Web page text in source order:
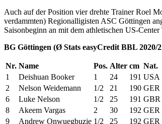
Auch auf der Position vier drehte Trainer Roel
verdammten) Regionalligisten ASC Göttingen
Saisonbeginn an mit dem athletischen US-
BG Göttingen (Ø Stats easyCredit BBL 2020/
Nr. Name Pos. Alter cm Nat.
1
Deishuan Booker 1 24 191 USA
2
Nelson Weidemann 1/2 21 190 GER
6
Luke Nelson 1/2 25 191 GBR
8
Akeem Vargas 2 30 192 GER
9
Andrew Onwuegbuzie 1/2 25 192 GER